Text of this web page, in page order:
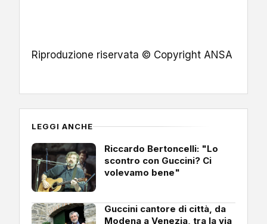
Riproduzione riservata © Copyright ANSA
LEGGI ANCHE
Riccardo Bertoncelli: "Lo
scontro con Guccini? Ci
volevamo bene"
Guccini cantore di città, da
Modena a Venezia, tra la via